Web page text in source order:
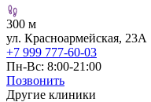
300 м
ул. Красноармейская, 23А
+7 999 777-60-03
Пн-Вс: 8:00-21:00
Позвонить
Другие клиники